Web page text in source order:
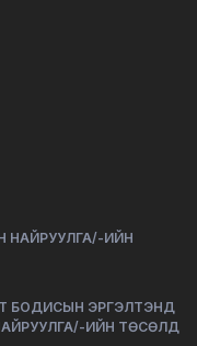
НАЙРУУЛГА/-ИЙН
БОДИСЫН ЭРГЭЛТЭНД
ИЙН ТӨСӨЛД